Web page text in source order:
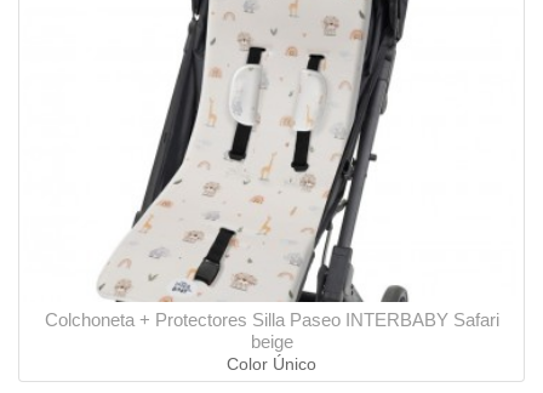
Colchoneta + Protectores Silla Paseo INTERBABY Safari
beige
Color Único